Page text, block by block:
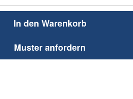
In den Warenkorb
Muster anfordern